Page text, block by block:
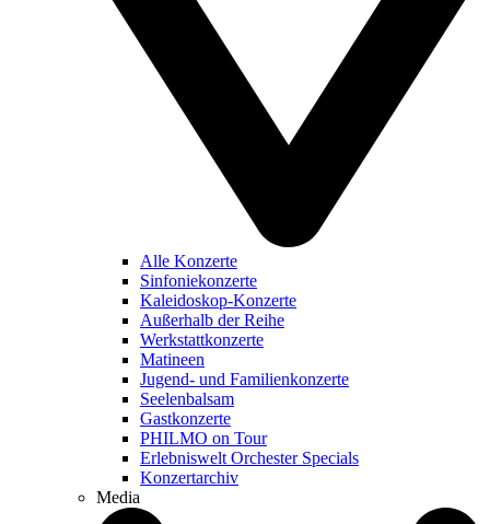
Alle Konzerte
Sinfoniekonzerte
Kaleidoskop-Konzerte
Außerhalb der Reihe
Werkstattkonzerte
Matineen
Jugend- und Familienkonzerte
Seelenbalsam
Gastkonzerte
PHILMO on Tour
Erlebniswelt Orchester Specials
Konzertarchiv
Media